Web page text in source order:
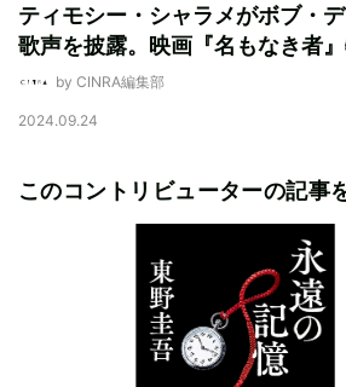
ティモシー・シャラメがボブ・デ
歌声を披露。映画『名もなき者
by CINRA編集部
2024.09.24
このコントリビューターの記事